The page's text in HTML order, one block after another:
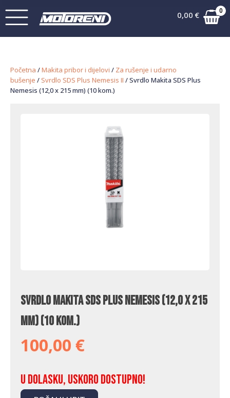
0,00 € 0
Početna /Makita pribor i dijelovi / Za rušenje i udarno
bušenje / Svrdlo SDS Plus Nemesis II / Svrdlo Makita SDS Plus
Nemesis (12,0 x 215 mm) (10 kom.)
Svrdlo Makita SDS Plus Nemesis (12,0 x 215
mm) (10 kom.)
100,00 €
U dolasku, uskoro dostupno!